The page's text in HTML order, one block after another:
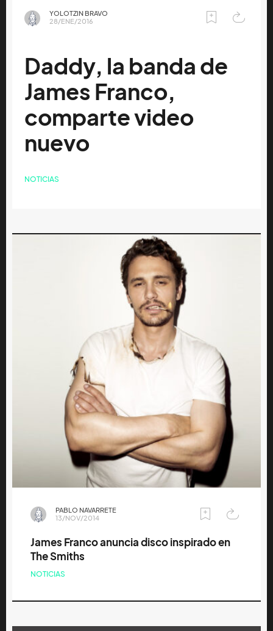
YOLOTZIN BRAVO
28/ENE/2016
Daddy, la banda de
James Franco,
comparte video
nuevo
NOTICIAS
PABLO NAVARRETE
13/NOV/2014
James Franco anuncia disco inspirado en
The Smiths
NOTICIAS